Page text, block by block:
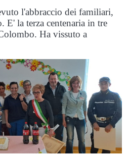
l'abbraccio dei familiari,
E' la terza centenaria in tre
Ha vissuto a